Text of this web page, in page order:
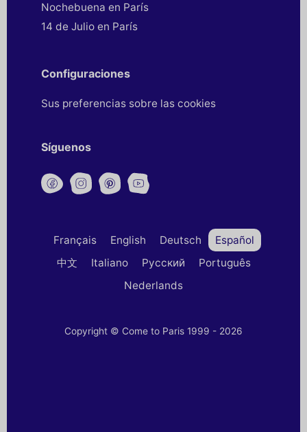
Nochebuena en París
14 de Julio en París
Configuraciones
Sus preferencias sobre las cookies
Síguenos
Français English Deutsch
Español
中文
Italiano Русский
Português
Nederlands
Copyright © Come to Paris 1999 - 2026